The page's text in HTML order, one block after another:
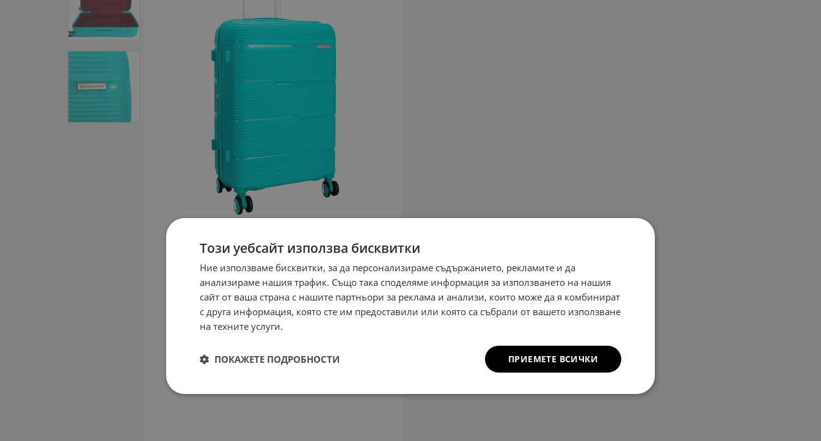
Този уебсайт използва бисквитки
Ние използваме бисквитки, за да персонализираме съдържанието, рекламите и да
анализираме нашия трафик. Също така споделяме информация за използването на нашия
сайт от ваша страна с нашите партньори за реклама и анализи, които може да я комбинират
с друга информация, която сте им предоставили или която са събрали от вашето използване
на техните услуги.
ПРИЕМЕТЕ ВСИЧКИ
ПОКАЖЕТЕ ПОДРОБНОСТИ